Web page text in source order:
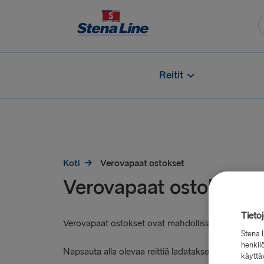
Reitit
Koti Verovapaat ostokset
Verovapaat ostokset
Verovapaat ostokset ovat mahdollisia, kun
Napsauta alla olevaa reittiä ladataksesi
Stena